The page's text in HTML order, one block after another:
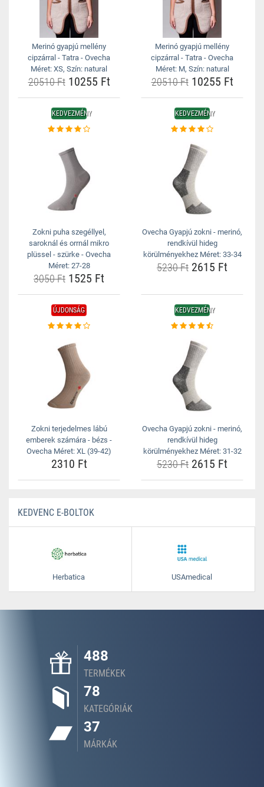
Merinó gyapjú mellény
cipzárral - Tatra - Ovecha
Méret: XS, Szín: natural
20510 Ft10255 Ft
Merinó gyapjú mellény
cipzárral - Tatra - Ovecha
Méret: M, Szín: natural
20510 Ft10255 Ft
KEDVEZMÉNY
Zokni puha szegéllyel,
saroknál és orrnál mikro
plüssel - szürke - Ovecha
Méret: 27-28
3050 Ft 1525 Ft
KEDVEZMÉNY
Ovecha Gyapjú zokni - merinó,
rendkívül hideg
körülményekhez Méret: 33-34
5230 Ft 2615 Ft
ÚJDONSÁG
Zokni terjedelmes lábú
emberek számára - bézs -
Ovecha Méret: XL (39-42)
2310 Ft
KEDVEZMÉNY
Ovecha Gyapjú zokni - merinó,
rendkívül hideg
körülményekhez Méret: 31-32
5230 Ft 2615 Ft
KEDVENC E-BOLTOK
Herbatica USAmedical
488
TERMÉKEK
78
KATEGÓRIÁK
37
MÁRKÁK